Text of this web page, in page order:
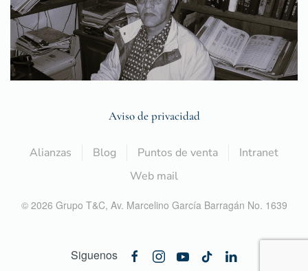
Aviso de privacidad
Alianzas Blog Puntos de venta
Intranet
Web mail
© 2026 Grupo T&C, Av. Marcelino García Barragán No. 1639
Siguenos